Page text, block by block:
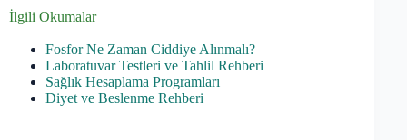
İlgili Okumalar
Fosfor Ne Zaman Ciddiye Alınmalı?
Laboratuvar Testleri ve Tahlil Rehberi
Sağlık Hesaplama Programları
Diyet ve Beslenme Rehberi